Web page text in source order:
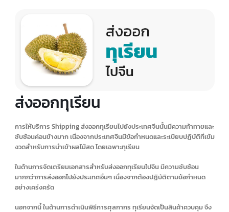
บริการชิปปิ้ง (Shipping)
สินค้าไปเมืองจีน